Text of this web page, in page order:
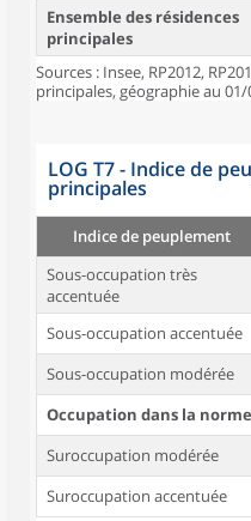
Ensemble des résidences
principales
Sources : Insee, RP2012,
principales, géographie au 01/
LOG T7 - Indice de
principales
Indice de peuplement
Sous-occupation très
accentuée
Sous-occupation accentuée
Sous-occupation modérée
Occupation dans la norme
Suroccupation modérée
Suroccupation accentuée